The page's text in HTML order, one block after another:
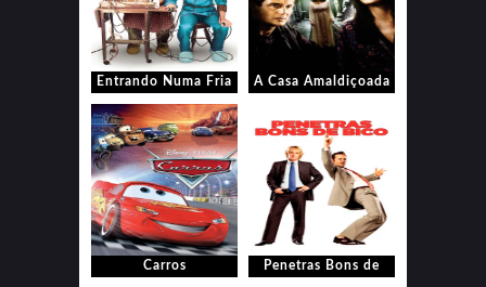
Entrando Numa Fria A Casa Amaldiçoada
Carros
Penetras Bons de